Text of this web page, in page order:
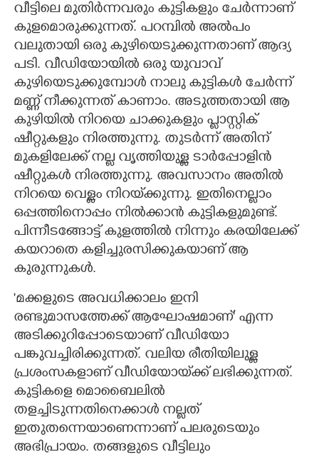
വീട്ടിലെ മുതിർന്നവരും കുട്ടികളും ചേർന്നാണ്
കുളമൊരുക്കുന്നത്. പറമ്പിൽ അൽപം
വലുതായി ഒരു കുഴിയെടുക്കുന്നതാണ് ആദ്യ
പടി. വീഡിയോയിൽ ഒരു യുവാവ്
കുഴിയെടുക്കുമ്പോൾ നാലു കുട്ടികൾ ചേർന്ന്
മണ്ണ് നീക്കുന്നത് കാണാം. അടുത്തതായി ആ
കുഴിയിൽ നിറയെ ചാക്കുകളും പ്ലാസ്റ്റിക്
ഷീറ്റുകളും നിരത്തുന്നു. തുടർന്ന് അതിന്
മുകളിലേക്ക് നല്ല വൃത്തിയുള്ള ടാർപ്പോളിൻ
ഷീറ്റുകൾ നിരത്തുന്നു. അവസാനം അതിൽ
നിറയെ വെള്ളം നിറയ്‌ക്കുന്നു. ഇതിനെല്ലാം
ഒപ്പത്തിനൊപ്പം നിൽക്കാൻ കുട്ടികളുമുണ്ട്.
പിന്നീടങ്ങോട്ട് കുളത്തിൽ നിന്നും കരയിലേക്ക്
കയറാതെ കളിച്ചുരസിക്കുകയാണ് ആ
കുരുന്നുകൾ.
'മക്കളുടെ അവധിക്കാലം ഇനി
രണ്ടുമാസത്തേക്ക് ആഘോഷമാണ്' എന്ന
അടിക്കുറിപ്പോടെയാണ് വീഡിയോ
പങ്കുവച്ചിരിക്കുന്നത്. വലിയ രീതിയിലുള്ള
പ്രശംസകളാണ് വീഡിയോയ്‌ക്ക്‌ ലഭിക്കുന്നത്.
കുട്ടികളെ മൊബൈലിൽ
തളച്ചിടുന്നതിനെക്കാൾ നല്ലത്
ഇതുതന്നെയാണെന്നാണ് പലരുടെയും
അഭിപ്രായം. തങ്ങളുടെ വീട്ടിലും